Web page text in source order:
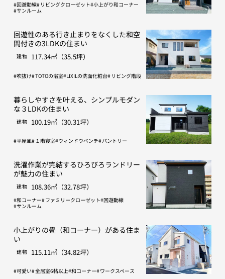
回遊動線 リビングクローゼット 小上がり和コーナー
サンルーム
回遊性のある行き止まりをなくした和空
間付きの3LDKの住まい
建物 117.34㎡（35.5坪）
吹抜け TOTOの浴室 LIXILの洗面化粧台 リビング階段
暮らしやすさを叶える、シンプルモダン
な３LDKの住まい
建物 100.19㎡（30.31坪）
平屋風 １階寝室 ウィンドウベンチ パントリー
洗濯作業が完結するひろびろランドリー
が魅力の住まい
建物 108.36㎡（32.78坪）
和コーナー ファミリークローゼット 回遊動線
サンルーム
小上がりの畳（和コーナー）がある住ま
い
建物 115.11㎡（34.82坪）
可愛い 全居室6帖以上 和コーナー ワークスペース